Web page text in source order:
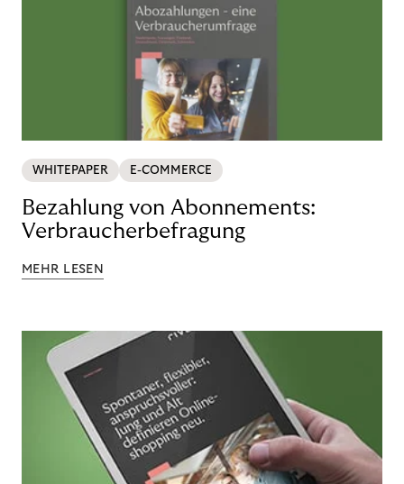
WHITEPAPER E-COMMERCE
Bezahlung von Abonnements:
Verbraucherbefragung
MEHR LESEN